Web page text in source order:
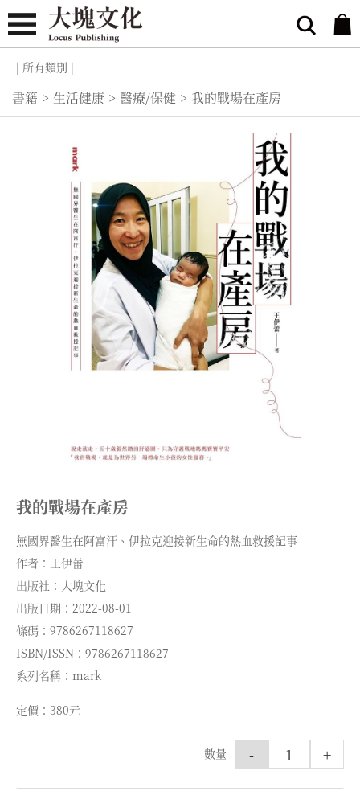
| 所有類別 |
書籍 > 生活健康 > 醫療/保健 > 我的戰場在產房
我的戰場在產房
無國界醫生在阿富汗、伊拉克迎接新生命的熱血救援記事
作者：王伊蕾
出版社：大塊文化
出版日期：2022-08-01
條碼：9786267118627
ISBN/ISSN：9786267118627
系列名稱：mark
定價：380元
數量 +
-